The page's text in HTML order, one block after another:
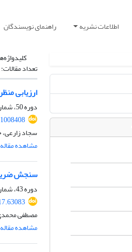
اطلاعات نشریه راهنمای نویسندگان
تعداد مقالات:
ارزیابی منظر صوتی منطقه 2
دوره 50، شماره 1، بهار 1403، صفحه
سجاد
مشاهده مقاله
سنجش
دوره 43، شماره 2، تابستان 1396، صفحه
مصطفی
مشاهده مقاله